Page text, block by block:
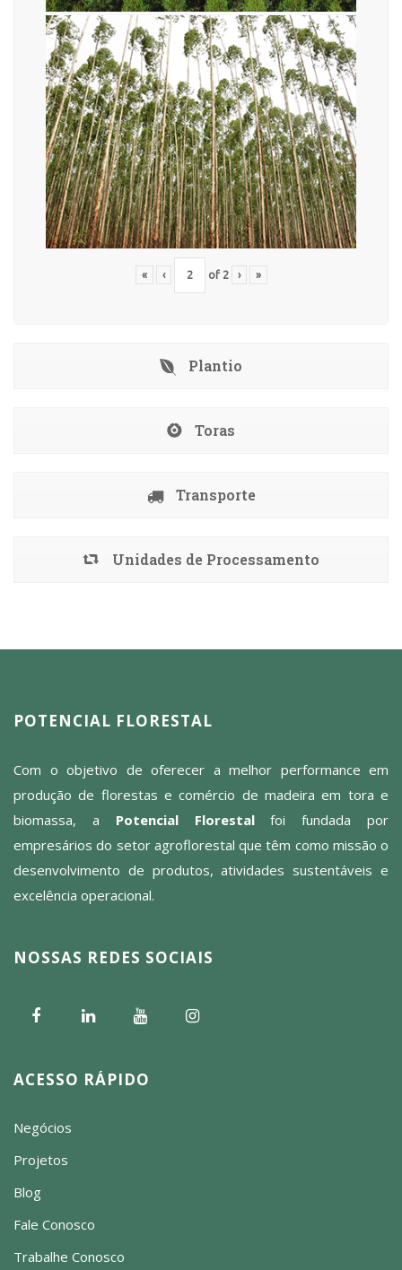
« ‹ of 2 › »
Plantio
Toras
Transporte
Unidades de Processamento
POTENCIAL FLORESTAL
Com o objetivo de oferecer a melhor performance em
produção de florestas e comércio de madeira em tora e
biomassa, a Potencial Florestalfoi fundada por
empresários do setor agroflorestal que têm como missão o
desenvolvimento de produtos, atividades sustentáveis e
excelência operacional.
NOSSAS REDES SOCIAIS
ACESSO RÁPIDO
Negócios
Projetos
Blog
Fale Conosco
Trabalhe Conosco